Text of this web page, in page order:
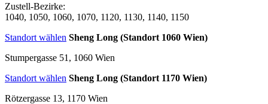
Zustell-Bezirke:
1040, 1050, 1060, 1070, 1120, 1130, 1140, 1150
Standort wählen Sheng Long (Standort 1060 Wien)
Stumpergasse 51, 1060 Wien
Standort wählen Sheng Long (Standort 1170 Wien)
Rötzergasse 13, 1170 Wien